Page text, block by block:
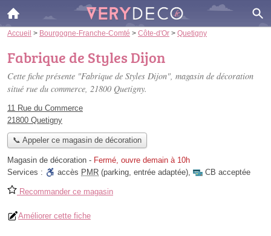
Accueil > Bourgogne-Franche-Comté > Côte-d'Or > Quetigny
Fabrique de Styles Dijon
Cette fiche présente "Fabrique de Styles Dijon", magasin de décoration
situé rue du commerce, 21800 Quetigny.
11 Rue du Commerce
21800 Quetigny
📞 Appeler ce magasin de décoration
Magasin de décoration - Fermé, ouvre demain à 10h
Services :
accès PMR (parking, entrée adaptée), CB acceptée
Recommander ce magasin
Améliorer cette fiche